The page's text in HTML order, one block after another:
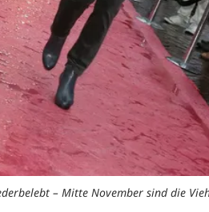
– Mitte November sind die